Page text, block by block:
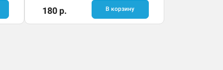
180 р. В корзину